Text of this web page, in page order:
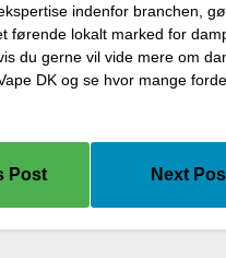
indenfor branchen,
førende lokalt marked for
du gerne vil vide mere om
DK og se hvor mange
Post Next